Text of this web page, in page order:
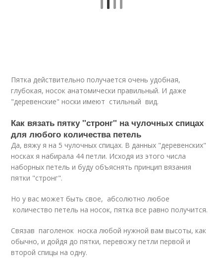
Пятка действительно получается очень удобная,
глубокая, носок анатомически правильный. И даже
"деревенские" носки имеют стильный вид.
Как вязать пятку "стронг" на чулочных спицах
для любого количества петель
Да, вяжу я на 5 чулочных спицах. В данных "деревенских"
носках я набирала 44 петли. Исходя из этого числа
наборных петель и буду объяснять принцип вязания
пятки "стронг".
Но у вас может быть свое, абсолютно любое
количество петель на носок, пятка все равно получится.
Связав паголенок носка любой нужной вам высоты, как
обычно, и дойдя до пятки, перевожу петли первой и
второй спицы на одну.